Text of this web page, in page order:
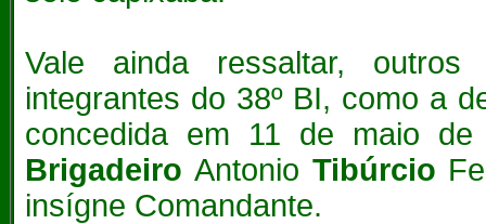
Vale ainda ressaltar, outros
integrantes do 38º BI, como a
concedida em 11 de maio
BrigadeiroAntonio Tibúrcio
insígne Comandante.